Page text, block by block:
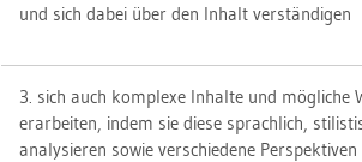
und sich dabei über den In­halt ver­stän­di­gen
3. sich auch kom­ple­xe In­hal­te und mög­li­che
er­ar­bei­ten, indem sie diese sprach­lich,
ana­ly­sie­ren sowie ver­schie­de­ne Per­spek­ti­ven